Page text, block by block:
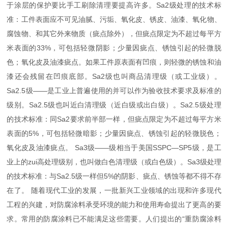
于涂层的保护要比手工刷除清理要提高许多。Sa2级处理的技术标
准：工件表面应不可见油腻、污垢、氧化皮、锈皮、油漆、氧化物、
腐蚀物、和其它外来物质（疵点除外），但疵点限定为不超过每平方
米表面的33%，可包括轻微阴影；少量因疵点、锈蚀引起的轻微脱
色；氧化皮及油漆疵点。如果工件原表面有凹痕，则轻微的锈蚀和油
漆还会残留在凹痕底部。Sa2级也叫商品清理级（或工业级）。
Sa2.5级——是工业上普遍使用的并可以作为验收技术要求及标准的
级别。Sa2.5级也叫近白清理级（近白级或出白级）。Sa2.5级处理
的技术标准：同Sa2要求前半部一样，但疵点限定为不超过每平方米
表面的5%，可包括轻微暗影；少量因疵点、锈蚀引起的轻微脱色；
氧化皮及油漆疵点。 Sa3级——级相当于美国SSPC—SP5级，是工
业上的zui高处理级别，也叫做白色清理级（或白色级）。Sa3级处理
的技术标准：与Sa2.5级一样但5%的阴影、疵点、锈蚀等都不得不存
在了。 随着现代工业的发展，一批新兴工业领域的出现和许多现代
工程的兴建，对防腐涂料承受环境的能力和使用寿命提出了更高的要
求。常用的防腐涂料已不能满足这些需要。人们提出的“重防腐涂料